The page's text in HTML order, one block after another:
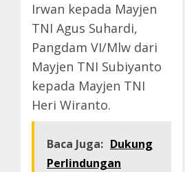
Irwan kepada Mayjen
TNI Agus Suhardi,
Pangdam VI/Mlw dari
Mayjen TNI Subiyanto
kepada Mayjen TNI
Heri Wiranto.
Baca Juga: Dukung
Perlindungan